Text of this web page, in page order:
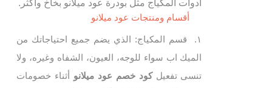
أدوات المكياج مثل بودرة عود ميلانو بخاخ وأكثر.
أقسام ومنتجات عود ميلانو
قسم المكياج: الذي يضم جميع احتياجاتك من
الميك اب سواء للوجه، العيون، الشفاه وغيره، ولا
تنسى تفعيل كود خصم عود ميلانو أثناء خصومات